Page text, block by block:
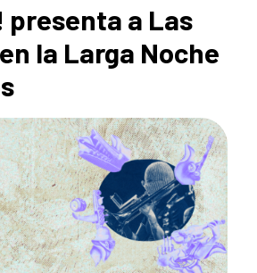
presenta a Las
la Larga Noche